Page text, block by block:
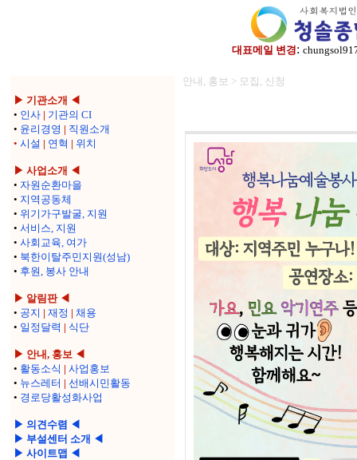
대표메일 변경:
▶ 기관소개 ◀
• 인사 | 기관의 CI
• 윤리경영 | 직원소개
• 시설 | 연혁 | 위치
▶ 사업소개 ◀
• 자원순환마을
• 지역공동체
• 위기가구발굴, 지원
• 서비스, 지원
• 사회교육, 여가
• 북한이탈주민지원(성남)
• 후원, 봉사 안내
▶ 알림판 ◀
• 공지 | 재정 | 채용
• 일정달력 | 식단
▶ 안내, 홍보 ◀
• 활동소식 | 사업홍보
• 뉴스레터 | 선배시민활동
• 경로당활성화사업
▶ 의견수렴 ◀
▶ 부설센터 소개 ◀
▶ 사이트맵 ◀
안내, 홍보 > 모집, 신청